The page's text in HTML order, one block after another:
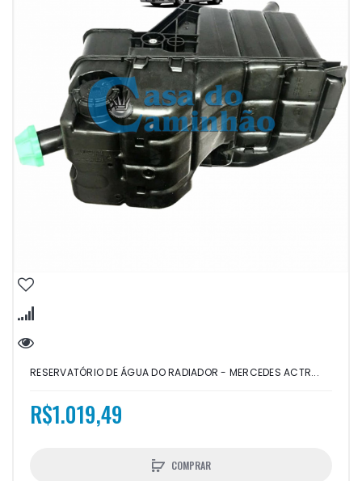
RESERVATÓRIO DE ÁGUA DO RADIADOR - MERCEDES ACTR...
R$1.019,49
COMPRAR